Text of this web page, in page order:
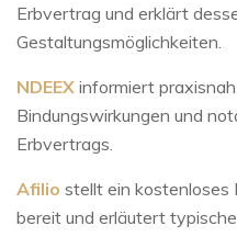
Erbvertrag und erklärt
Gestaltungsmöglichkeiten.
NDEEX informiert
Bindungswirkungen und
Erbvertrags.
Afilio stellt ein kostenloses
bereit und erläutert